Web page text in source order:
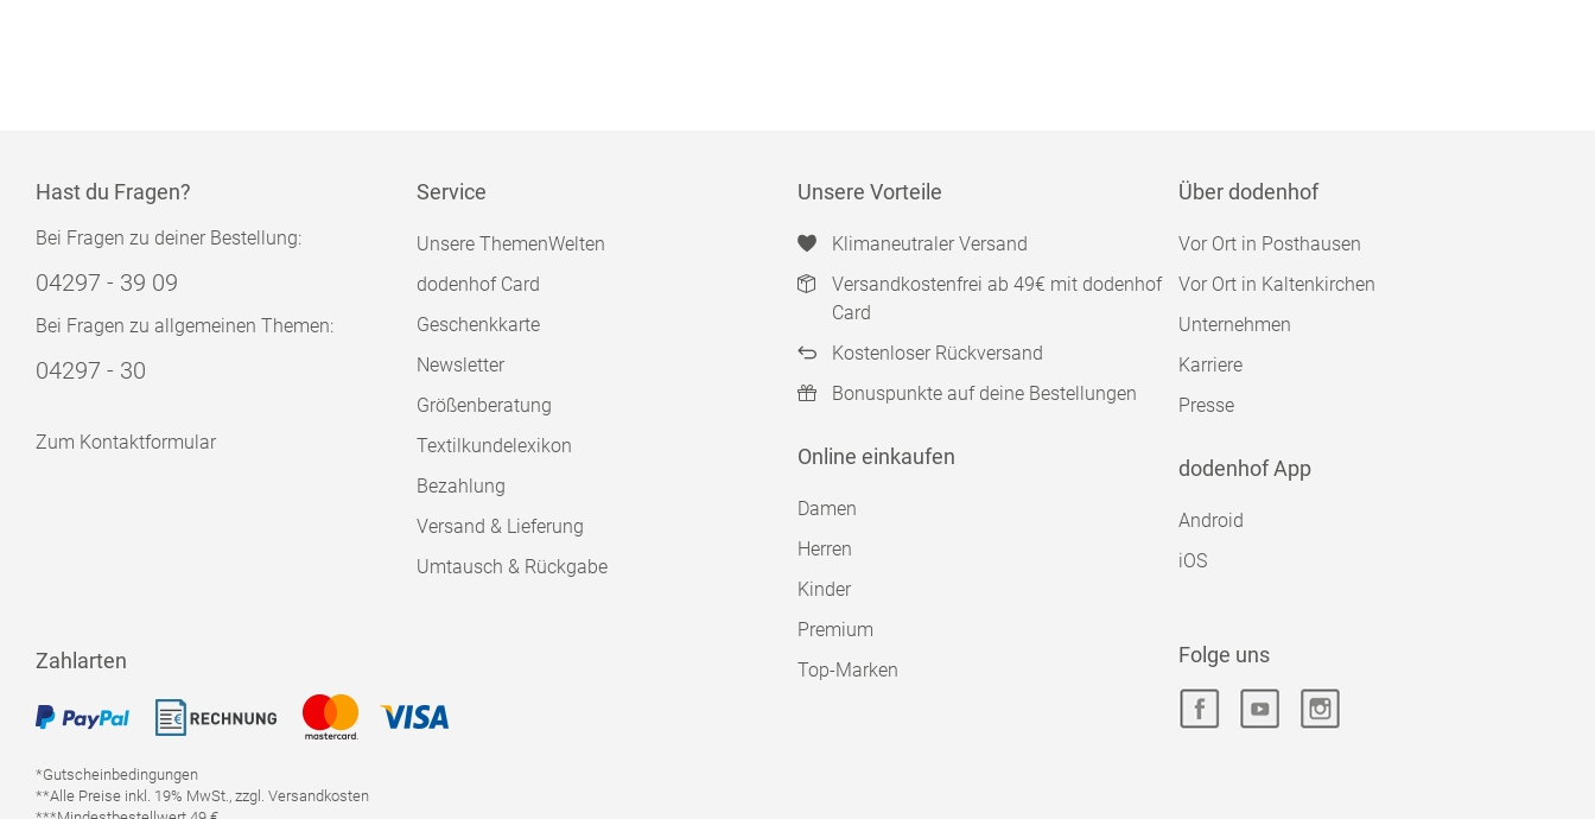
Hast du Fragen?
Bei Fragen zu deiner Bestellung:
04297 - 39 09
Bei Fragen zu allgemeinen Themen:
04297 - 30
Zum Kontaktformular
Service
Unsere ThemenWelten
dodenhof Card
Geschenkkarte
Newsletter
Größenberatung
Textilkundelexikon
Bezahlung
Versand & Lieferung
Umtausch & Rückgabe
Unsere Vorteile
Klimaneutraler Versand
Versandkostenfrei ab 49€ mit dodenhof
Card
Kostenloser Rückversand
Bonuspunkte auf deine Bestellungen
Online einkaufen
Damen
Herren
Kinder
Premium
Top-Marken
Über dodenhof
Vor Ort in Posthausen
Vor Ort in Kaltenkirchen
Unternehmen
Karriere
Presse
dodenhof App
Android
iOS
Zahlarten
*Gutscheinbedingungen
**Alle Preise inkl. 19% MwSt., zzgl. Versandkosten
Folge uns